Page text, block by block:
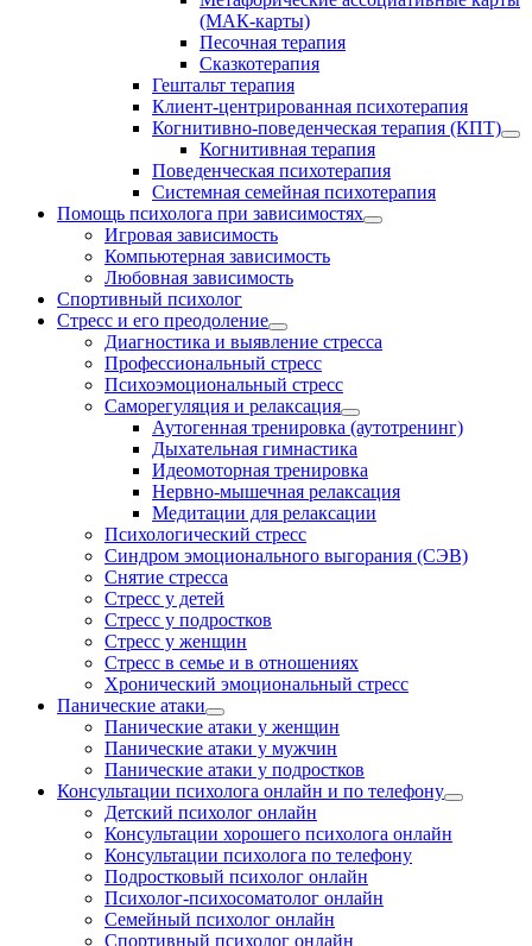
(МАК-карты)
Песочная терапия
Сказкотерапия
Гештальт терапия
Клиент-центрированная психотерапия
Когнитивно-поведенческая терапия (КПТ)
Когнитивная терапия
Поведенческая психотерапия
Системная семейная психотерапия
Помощь психолога при зависимостях
Игровая зависимость
Компьютерная зависимость
Любовная зависимость
Спортивный психолог
Стресс и его преодоление
Диагностика и выявление стресса
Профессиональный стресс
Психоэмоциональный стресс
Саморегуляция и релаксация
Аутогенная тренировка (аутотренинг)
Дыхательная гимнастика
Идеомоторная тренировка
Нервно-мышечная релаксация
Медитации для релаксации
Психологический стресс
Синдром эмоционального выгорания (СЭВ)
Снятие стресса
Стресс у детей
Стресс у подростков
Стресс у женщин
Стресс в семье и в отношениях
Хронический эмоциональный стресс
Панические атаки
Панические атаки у женщин
Панические атаки у мужчин
Панические атаки у подростков
Консультации психолога онлайн и по телефону
Детский психолог онлайн
Консультации хорошего психолога онлайн
Консультации психолога по телефону
Подростковый психолог онлайн
Психолог-психосоматолог онлайн
Семейный психолог онлайн
Спортивный психолог онлайн